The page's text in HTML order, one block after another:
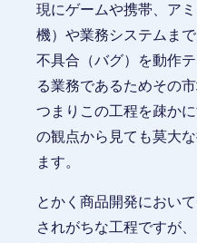
現にゲームや携帯、ア
機）や業務システムま
不具合（バグ）を動作
る業務であるためその
つまりこの工程を疎か
の観点から見ても莫大
ます。
とかく商品開発におい
されがちな工程ですが